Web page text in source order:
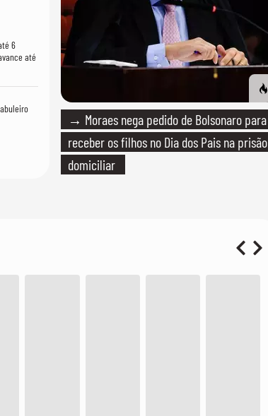
6
até
→ Moraes nega pedido de Bolsonaro para
receber os filhos no Dia dos Pais na prisão
domiciliar